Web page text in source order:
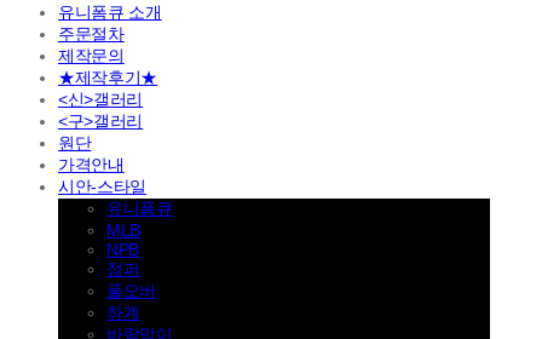
유니폼큐 소개
주문절차
제작문의
★제작후기★
<신>갤러리
<구>갤러리
원단
가격안내
시안-스타일
유니폼큐
MLB
NPB
점퍼
풀오버
하계
바람막이